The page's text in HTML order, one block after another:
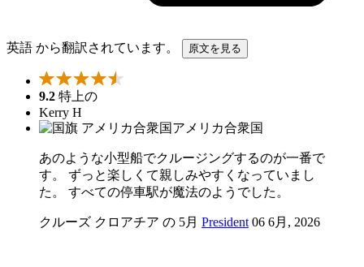
英語 から翻訳されています。 原文を見る
9.2 特上の
Kerry H
アメリカ合衆国
あのような小型船でクルージングするのが一番で
す。 ずっと楽しくて親しみやすくなっていまし
た。 すべての停車駅が魔法のようでした。
クルーズ クロアチア の 5月 President 06 6月, 2026